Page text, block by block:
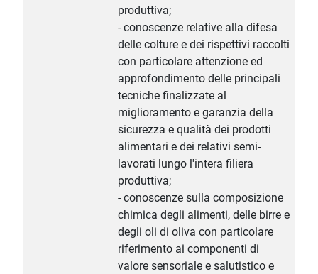
produttiva;
- conoscenze relative alla difesa
delle colture e dei rispettivi raccolti
con particolare attenzione ed
approfondimento delle principali
tecniche finalizzate al
miglioramento e garanzia della
sicurezza e qualità dei prodotti
alimentari e dei relativi semi-
lavorati lungo l'intera filiera
produttiva;
- conoscenze sulla composizione
chimica degli alimenti, delle birre e
degli oli di oliva con particolare
riferimento ai componenti di
valore sensoriale e salutistico e